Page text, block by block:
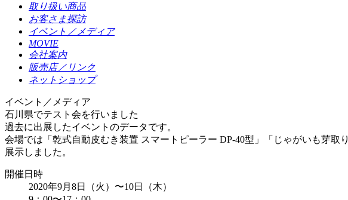
取り扱い商品
お客さま探訪
イベント／メディア
MOVIE
会社案内
販売店／リンク
ネットショップ
イベント／メディア
石川県でテスト会を行いました
過去に出展したイベントのデータです。
会場では「乾式自動皮むき装置 スマートピーラー DP-40型」「じゃがいも芽
展示しました。
開催日時
2020年9月8日（火）〜10日（木）